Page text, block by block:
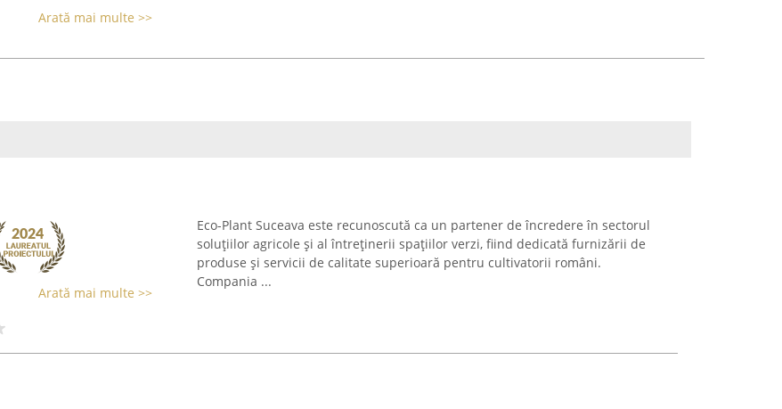
Arată mai multe >>
Arată mai multe >>
Eco-Plant Suceava este recunoscută ca un partener de încredere în sectorul
soluțiilor agricole și al întreținerii spațiilor verzi, fiind dedicată furnizării de
produse și servicii de calitate superioară pentru cultivatorii români.
Compania ...